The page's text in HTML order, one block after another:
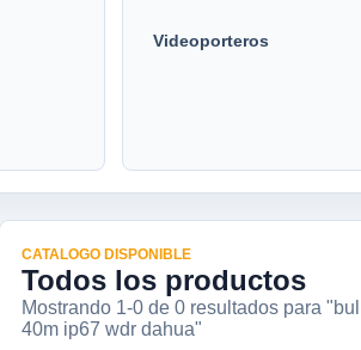
Videoporteros
CATALOGO DISPONIBLE
Todos los productos
Mostrando 1-0de 0resultadospara
40m ip67 wdr dahua"